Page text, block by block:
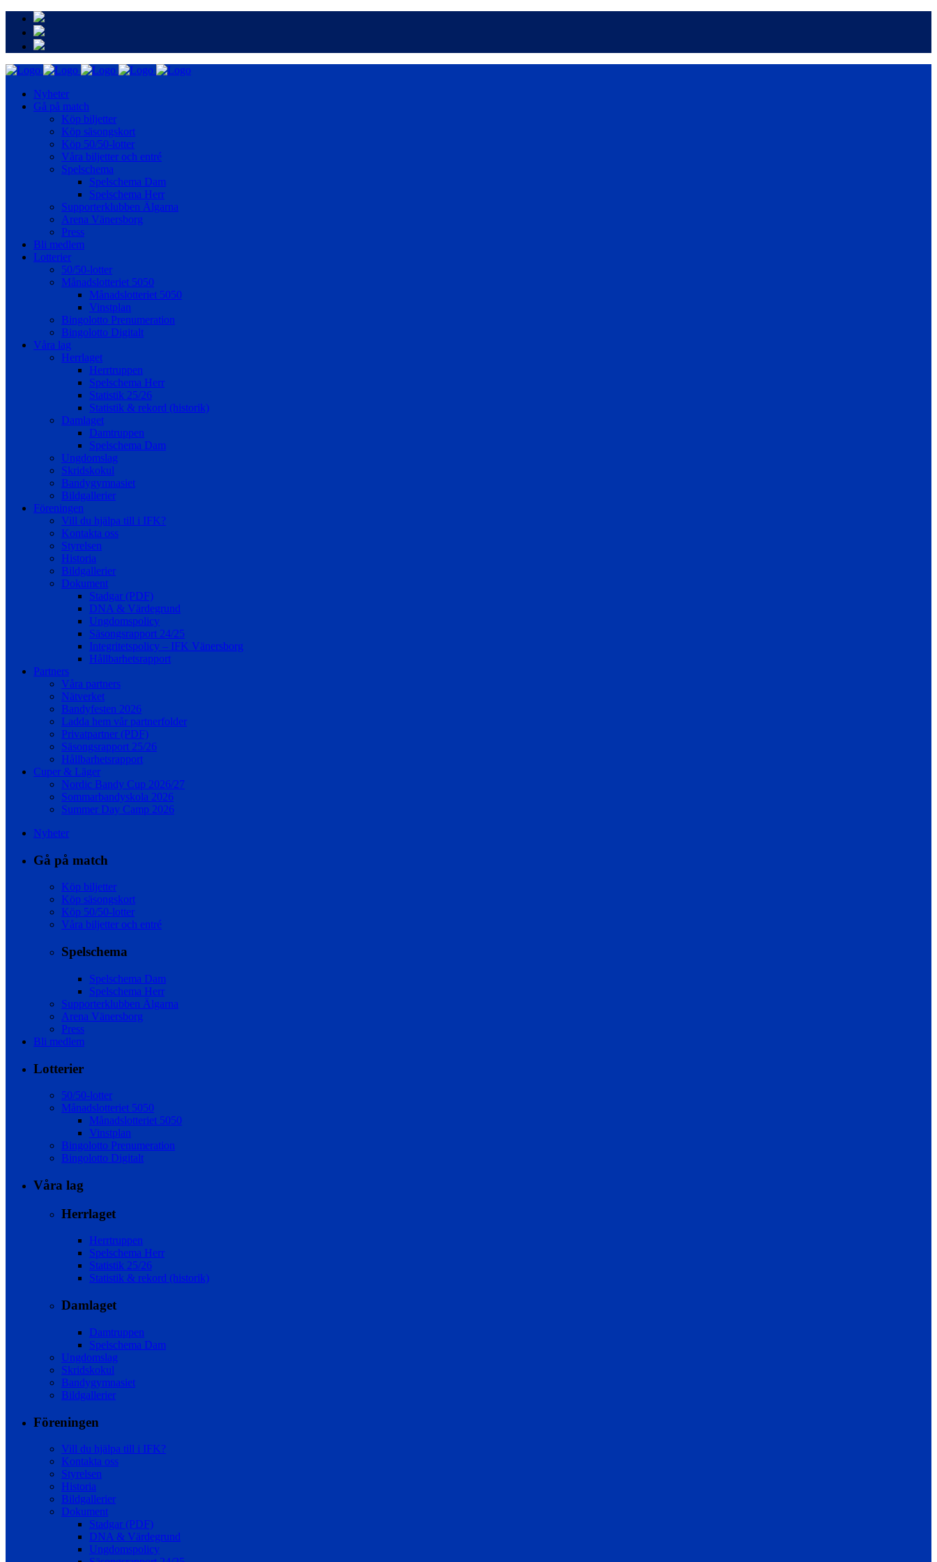
Nyheter
Gå på match
Köp biljetter
Köp säsongskort
Köp 50/50-lotter
Våra biljetter och entré
Spelschema
Spelschema Dam
Spelschema Herr
Supporterklubben Älgarna
Arena Vänersborg
Press
Bli medlem
Lotterier
50/50-lotter
Månadslotteriet 5050
Månadslotteriet 5050
Vinstplan
Bingolotto Prenumeration
Bingolotto Digitalt
Våra lag
Herrlaget
Herrtruppen
Spelschema Herr
Statistik 25/26
Statistik & rekord (historik)
Damlaget
Damtruppen
Spelschema Dam
Ungdomslag
Skridskokul
Bandygymnasiet
Bildgallerier
Föreningen
Vill du hjälpa till i IFK?
Kontakta oss
Styrelsen
Historia
Bildgallerier
Dokument
Stadgar (PDF)
DNA & Värdegrund
Ungdomspolicy
Säsongsrapport 24/25
Integritetspolicy – IFK Vänersborg
Hållbarhetsrapport
Partners
Våra partners
Nätverket
Bandyfesten 2026
Ladda hem vår partnerfolder
Privatpartner (PDF)
Säsongsrapport 25/26
Hållbarhetsrapport
Cuper & Läger
Nordic Bandy Cup 2026/27
Sommarbandyskola 2026
Summer Day Camp 2026
Nyheter
Gå på match
Köp biljetter
Köp säsongskort
Köp 50/50-lotter
Våra biljetter och entré
Spelschema
Spelschema Dam
Spelschema Herr
Supporterklubben Älgarna
Arena Vänersborg
Press
Bli medlem
Lotterier
50/50-lotter
Månadslotteriet 5050
Månadslotteriet 5050
Vinstplan
Bingolotto Prenumeration
Bingolotto Digitalt
Våra lag
Herrlaget
Herrtruppen
Spelschema Herr
Statistik 25/26
Statistik & rekord (historik)
Damlaget
Damtruppen
Spelschema Dam
Ungdomslag
Skridskokul
Bandygymnasiet
Bildgallerier
Föreningen
Vill du hjälpa till i IFK?
Kontakta oss
Styrelsen
Historia
Bildgallerier
Dokument
Stadgar (PDF)
DNA & Värdegrund
Ungdomspolicy